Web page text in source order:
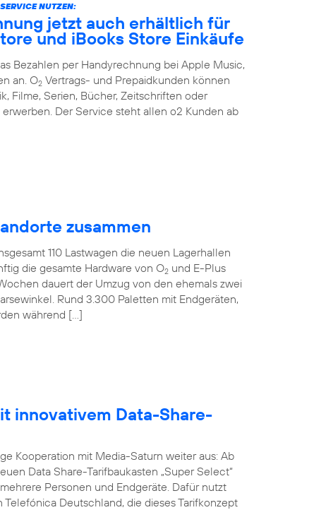
NUTZEN:
jetzt auch erhältlich für
und iBooks Store Einkäufe
Bezahlen per Handyrechnung bei Apple Music,
an. O2 Vertrags- und Prepaidkunden können
Filme, Serien, Bücher, Zeitschriften oder
Der Service steht allen o2 Kunden ab
zusammen
110 Lastwagen die neuen Lagerhallen
die gesamte Hardware von O2 und E-Plus
dauert der Umzug von den ehemals zwei
Rund 3.300 Paletten mit Endgeräten,
während […]
innovativem Data-Share-
Kooperation mit Media-Saturn weiter aus: Ab
Data Share-Tarifbaukasten „Super Select“
Personen und Endgeräte. Dafür nutzt
Deutschland, die dieses Tarifkonzept